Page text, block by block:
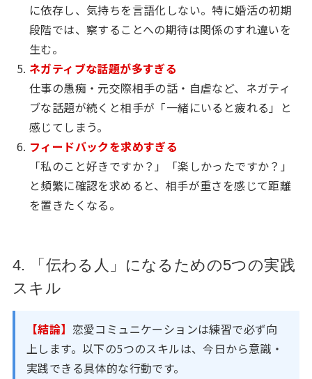
に依存し、気持ちを言語化しない。特に婚活の初期
段階では、察することへの期待は関係のすれ違いを
生む。
ネガティブな話題が多すぎる
仕事の愚痴・元交際相手の話・自虐など、ネガティ
ブな話題が続くと相手が「一緒にいると疲れる」と
感じてしまう。
フィードバックを求めすぎる
「私のこと好きですか？」「楽しかったですか？」
と頻繁に確認を求めると、相手が重さを感じて距離
を置きたくなる。
4. 「伝わる人」になるための5つの実践
スキル
【結論】 恋愛コミュニケーションは練習で必ず向
上します。以下の5つのスキルは、今日から意識・
実践できる具体的な行動です。